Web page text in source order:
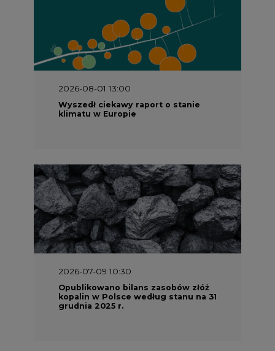
2026-08-01 13:00
Wyszedł ciekawy raport o stanie
klimatu w Europie
2026-07-09 10:30
Opublikowano bilans zasobów złóż
kopalin w Polsce według stanu na 31
grudnia 2025 r.